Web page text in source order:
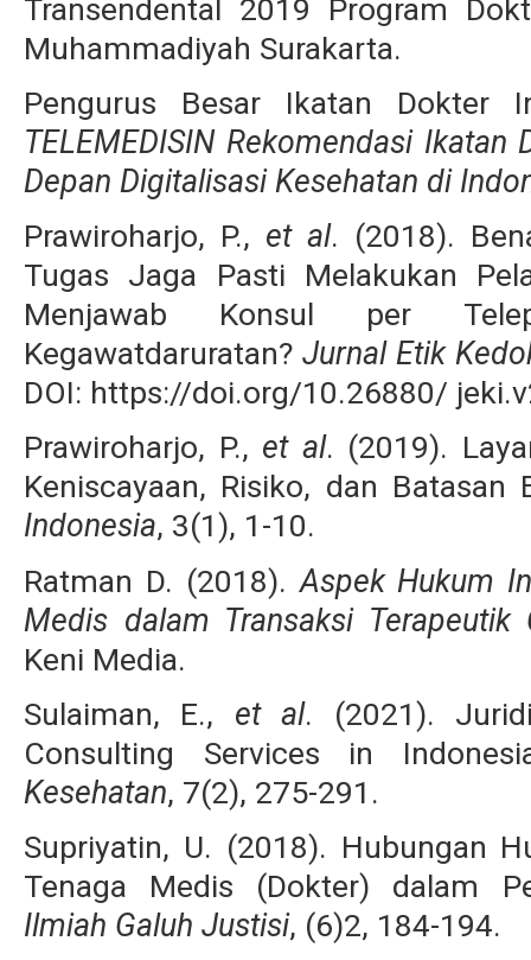
Transendental 2019 Program
Muhammadiyah Surakarta.
Pengurus Besar Ikatan Dokter
TELEMEDISIN Rekomendasi
Depan Digitalisasi Kesehatan di
Prawiroharjo, P., et al. (2018).
Tugas Jaga Pasti Melakukan
Menjawab Konsul per
Kegawatdaruratan? Jurnal Etik
DOI: https://doi.org/10.26880/
Prawiroharjo, P., et al. (2019).
Keniscayaan, Risiko, dan Batasan
Indonesia, 3(1), 1-10.
Ratman D. (2018).Aspek Hukum
Medis dalam Transaksi Terapeutik
Keni Media.
Sulaiman, E., et al. (2021).
Consulting Services in
Kesehatan, 7(2), 275-291.
Supriyatin, U. (2018). Hubungan
Tenaga Medis (Dokter) dalam
Ilmiah Galuh Justisi, (6)2, 184-194.